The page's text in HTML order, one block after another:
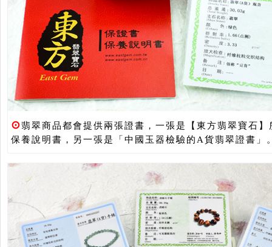
⊙翡翠商品都會提供兩張證書，一張是【東方翡翠寶石
保養說明書，另一張是「中國玉器檢驗的A貨翡翠證書」